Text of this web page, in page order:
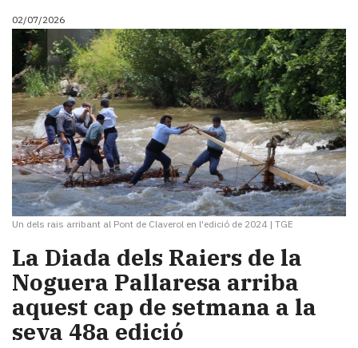
02/07/2026
Un dels rais arribant al Pont de Claverol en l'edició de 2024 | TGE
La Diada dels Raiers de la
Noguera Pallaresa arriba
aquest cap de setmana a la
seva 48a edició